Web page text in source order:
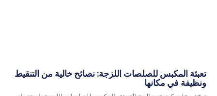
تعبئة المكبس للصلصات اللزجة: نصائح خالية من التنقيط
ونظيفة في مكانها